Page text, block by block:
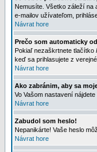
Nemusíte. Všetko záleží na
e-mailov užívateľom,
Návrat hore
Prečo som automaticky
Pokiaľ nezaškrtnete tlačítko
keď sa prihlasujete z
Návrat hore
Ako zabránim, aby sa
Vo Vašom nastavení
Návrat hore
Zabudol som heslo!
Nepanikárte! Vaše heslo
Návrat hore